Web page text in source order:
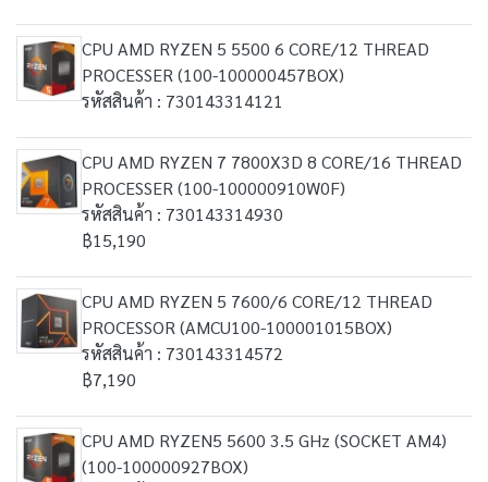
CPU AMD RYZEN 5 5500 6 CORE/12 THREAD
PROCESSER (100-100000457BOX)
รหัสสินค้า : 730143314121
CPU AMD RYZEN 7 7800X3D 8 CORE/16 THREAD
PROCESSER (100-100000910W0F)
รหัสสินค้า : 730143314930
฿15,190
CPU AMD RYZEN 5 7600/6 CORE/12 THREAD
PROCESSOR (AMCU100-100001015BOX)
รหัสสินค้า : 730143314572
฿7,190
CPU AMD RYZEN5 5600 3.5 GHz (SOCKET AM4)
(100-100000927BOX)